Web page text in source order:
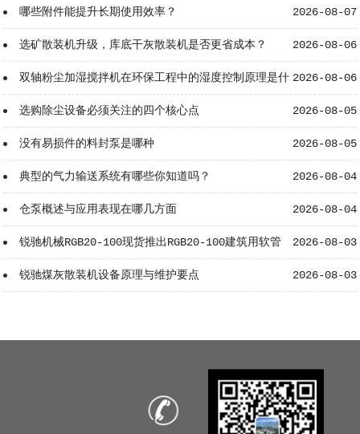
2026-08-07
哪些附件能提升长期使用效率？
2026-08-06
选矿散装机升级，库底干灰散装机是否更省成本？
2026-08-06
双轴粉尘加湿搅拌机在环保工程中的湿度控制原理是什
么？ 2026-08-05
选购除尘设备必须关注的四个核心点
2026-08-05
没有易损件的料封泵是哪种
2026-08-04
典型的气力输送系统有哪些你知道吗？
2026-08-04
仓泵概述与应用表现在哪几方面
2026-08-03
锐驰机械RGB20-100现货推出RGB20-100建筑用软管
泵 2026-08-03
锐驰煤灰散装机设备原理与维护要点